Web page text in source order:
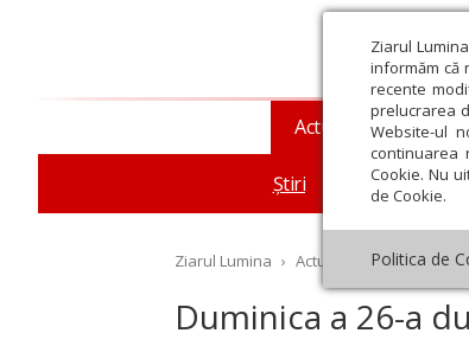
Ziarul
informăm că
recente
prelucrarea
Website-ul
continuarea
Cookie. Nu
de Cookie.
Politica de
Actualitate religioasă
Știri Mesaje și
Ziarul Lumina › Actualitate religioasă ›
Duminica a 26-a